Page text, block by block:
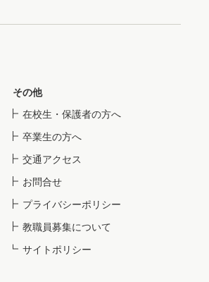
その他
在校生・保護者の方へ
卒業生の方へ
交通アクセス
お問合せ
プライバシーポリシー
教職員募集について
サイトポリシー